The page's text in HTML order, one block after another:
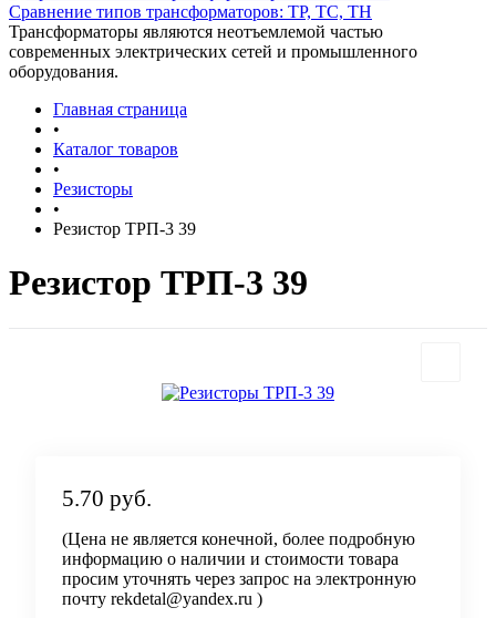
Сравнение типов трансформаторов: ТР, ТС, ТН
Трансформаторы являются неотъемлемой частью
современных электрических сетей и промышленного
оборудования.
Главная страница
•
Каталог товаров
•
Резисторы
•
Резистор ТРП-3 39
Резистор ТРП-3 39
5.70 руб.
(Цена не является конечной, более подробную
информацию о наличии и стоимости товара
просим уточнять через запрос на электронную
почту rekdetal@yandex.ru )